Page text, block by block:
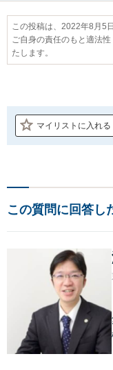
この投稿は、2022年8月5
ご自身の責任のもと適法
たします。
マイリストに入れる
この質問に回答し